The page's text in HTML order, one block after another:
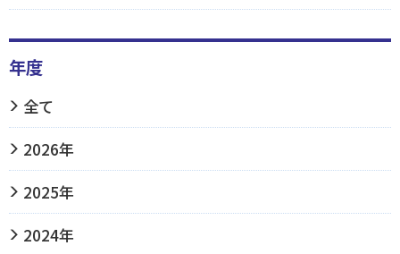
年度
全て
2026年
2025年
2024年